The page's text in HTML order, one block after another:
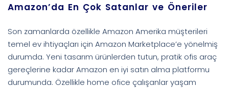
Amazon’da En Çok Satanlar ve Öneriler
Son zamanlarda özellikle Amazon Amerika müşterileri
temel ev ihtiyaçları için Amazon Marketplace’e yönelmiş
durumda. Yeni tasarım ürünlerden tutun, pratik ofis araç
gereçlerine kadar Amazon en iyi satın alma platformu
durumunda. Özellikle home ofice çalışanlar yaşam